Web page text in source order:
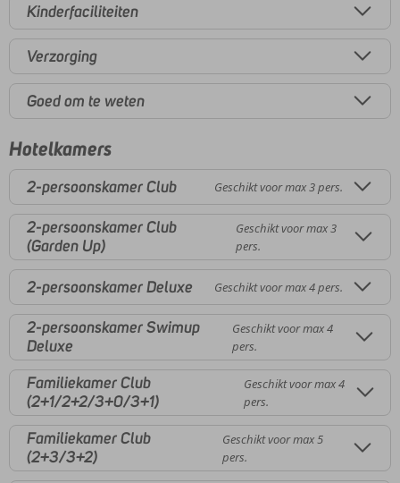
Kinderfaciliteiten
Verzorging
Goed om te weten
Hotelkamers
2-persoonskamer Club Geschikt voor max 3 pers.
2-persoonskamer Club
(Garden Up)
Geschikt voor max 3
pers.
2-persoonskamer Deluxe Geschikt voor max 4 pers.
2-persoonskamer Swimup
Deluxe
Geschikt voor max 4
pers.
Familiekamer Club
(2+1/2+2/3+0/3+1)
Geschikt voor max 4
pers.
Familiekamer Club
(2+3/3+2)
Geschikt voor max 5
pers.